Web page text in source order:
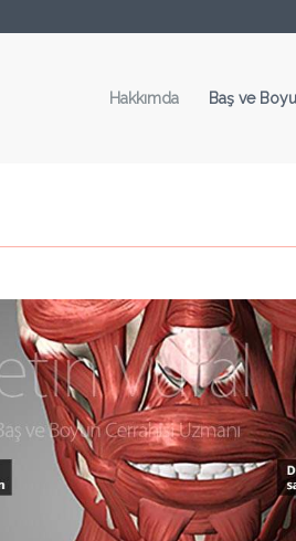
Hakkımda Baş ve